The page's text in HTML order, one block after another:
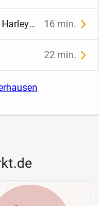
E-Gitarre von Stagg mit Verstärger von Harley Benton. Bitte Nur Telefonische Anfrage. Set ist Verfügbar! 16 min.
22 min.